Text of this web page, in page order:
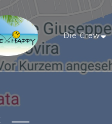
Be Happy
wird wahr
Die Crew